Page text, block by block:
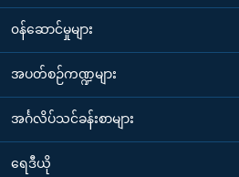
၀န်ဆောင်မှုများ
အပတ်စဉ်ကဏ္ဍများ
အင်္ဂလိပ်သင်ခန်းစာများ
ရေဒီယို